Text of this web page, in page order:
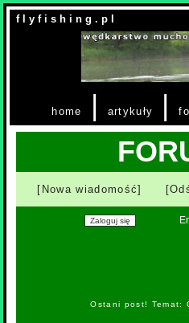
f l y f i s h i n g . p l
home | artykuły |
[Nowa wiadomość]
Ostani post! Temat: